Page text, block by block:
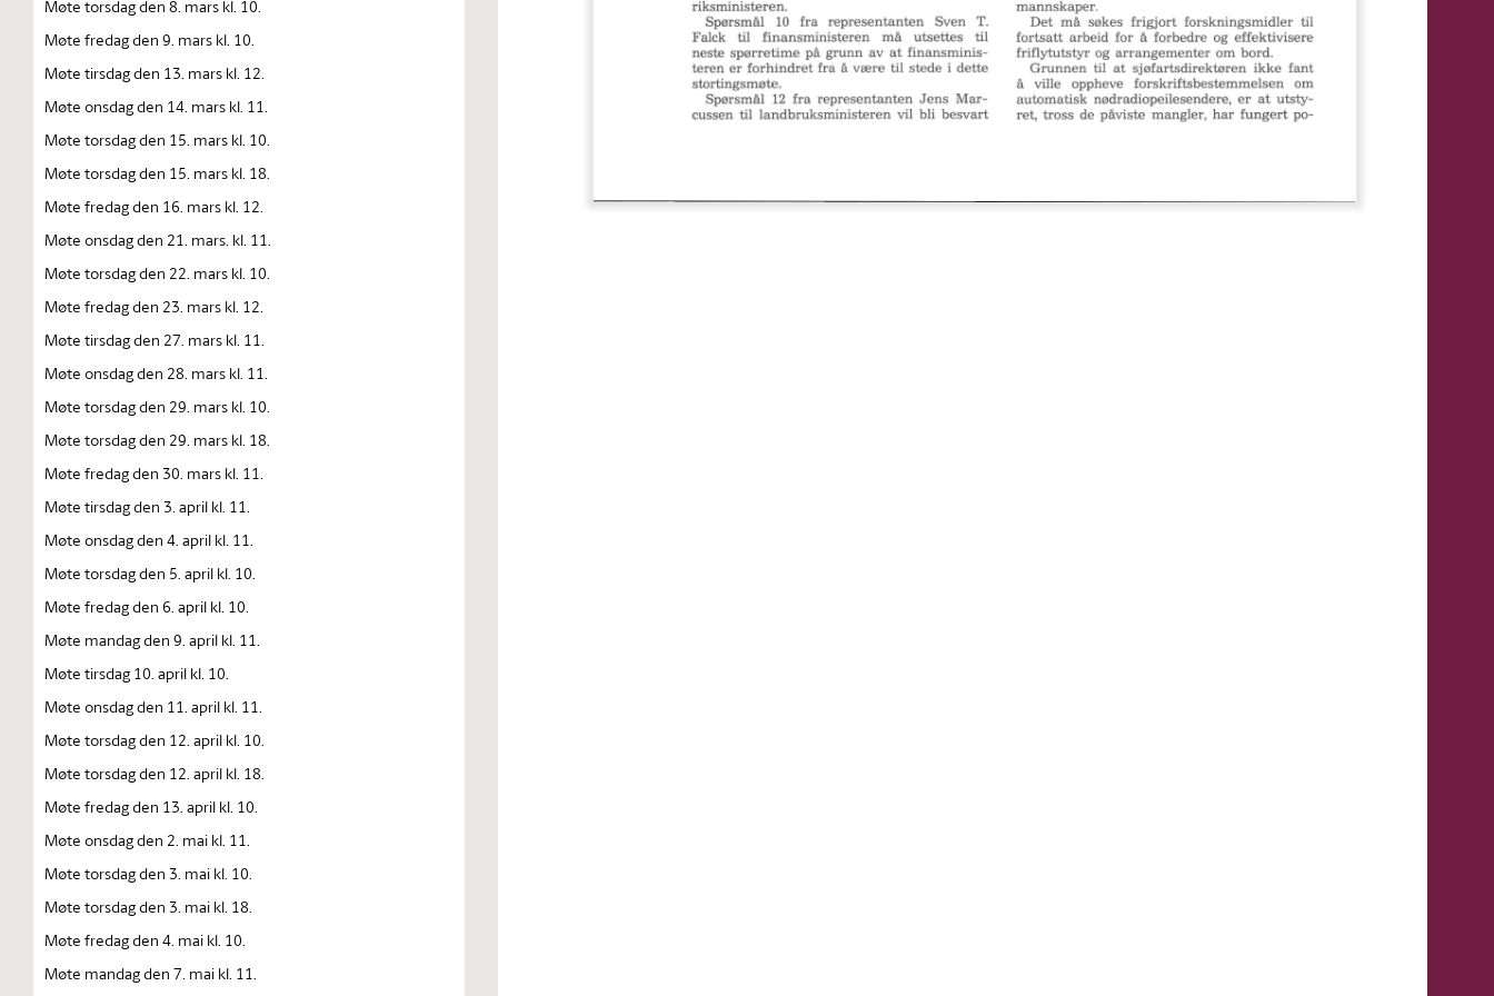
Møte torsdag den 8. mars kl. 10.
Møte fredag den 9. mars kl. 10.
Møte tirsdag den 13. mars kl. 12.
Møte onsdag den 14. mars kl. 11.
Møte torsdag den 15. mars kl. 10.
Møte torsdag den 15. mars kl. 18.
Møte fredag den 16. mars kl. 12.
Møte onsdag den 21. mars. kl. 11.
Møte torsdag den 22. mars kl. 10.
Møte fredag den 23. mars kl. 12.
Møte tirsdag den 27. mars kl. 11.
Møte onsdag den 28. mars kl. 11.
Møte torsdag den 29. mars kl. 10.
Møte torsdag den 29. mars kl. 18.
Møte fredag den 30. mars kl. 11.
Møte tirsdag den 3. april kl. 11.
Møte onsdag den 4. april kl. 11.
Møte torsdag den 5. april kl. 10.
Møte fredag den 6. april kl. 10.
Møte mandag den 9. april kl. 11.
Møte tirsdag 10. april kl. 10.
Møte onsdag den 11. april kl. 11.
Møte torsdag den 12. april kl. 10.
Møte torsdag den 12. april kl. 18.
Møte fredag den 13. april kl. 10.
Møte onsdag den 2. mai kl. 11.
Møte torsdag den 3. mai kl. 10.
Møte torsdag den 3. mai kl. 18.
Møte fredag den 4. mai kl. 10.
Møte mandag den 7. mai kl. 11.